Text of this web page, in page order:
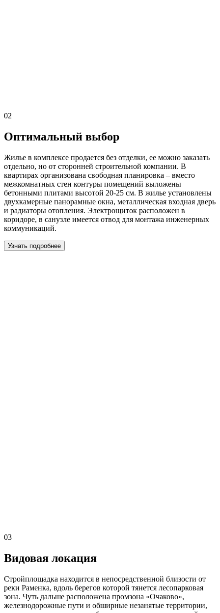
02
Оптимальный выбор
Жилье в комплексе продается без отделки, ее можно заказать
отдельно, но от сторонней строительной компании. В
квартирах организована свободная планировка – вместо
межкомнатных стен контуры помещений выложены
бетонными плитами высотой 20-25 см. В жилье установлены
двухкамерные панорамные окна, металлическая входная дверь
и радиаторы отопления. Электрощиток расположен в
коридоре, в санузле имеется отвод для монтажа инженерных
коммуникаций.
Узнать подробнее
03
Видовая локация
Стройплощадка находится в непосредственной близости от
реки Раменка, вдоль берегов которой тянется лесопарковая
зона. Чуть дальше расположена промзона «Очаково»,
железнодорожные пути и обширные незанятые территории,